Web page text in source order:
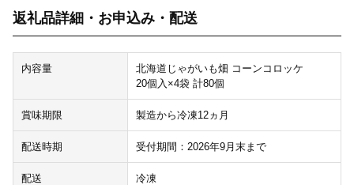
返礼品詳細・お申込み・配送
内容量
北海道じゃがいも畑 コーンコロッケ
20個入×4袋 計80個
賞味期限 製造から冷凍12ヵ月
配送時期 受付期間：2026年9月末まで
配送 冷凍